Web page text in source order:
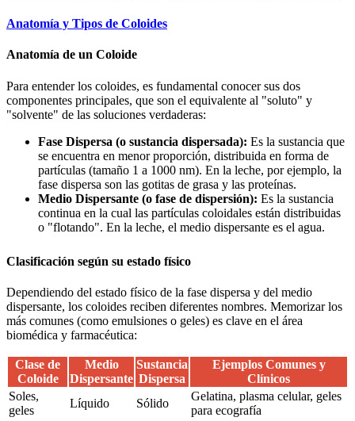
Anatomía y Tipos de Coloides
Anatomía de un Coloide
Para entender los coloides, es fundamental conocer sus dos
componentes principales, que son el equivalente al "soluto" y
"solvente" de las soluciones verdaderas:
Fase Dispersa (o sustancia dispersada): Es la sustancia que
se encuentra en menor proporción, distribuida en forma de
partículas (tamaño 1 a 1000 nm). En la leche, por ejemplo, la
fase dispersa son las gotitas de grasa y las proteínas.
Medio Dispersante (o fase de dispersión): Es la sustancia
continua en la cual las partículas coloidales están distribuidas
o "flotando". En la leche, el medio dispersante es el agua.
Clasificación según su estado físico
Dependiendo del estado físico de la fase dispersa y del medio
dispersante, los coloides reciben diferentes nombres. Memorizar los
más comunes (como emulsiones o geles) es clave en el área
biomédica y farmacéutica:
Clase de
Coloide
Medio
Dispersante
Sustancia
Dispersa
Ejemplos Comunes y
Clínicos
Soles,
geles
Líquido Sólido
Gelatina, plasma celular, geles
para ecografía